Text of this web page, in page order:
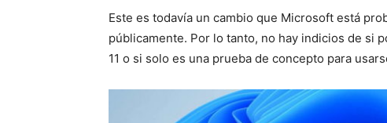
Este es todavía un cambio que Microsoft está
públicamente. Por lo tanto, no hay indicios de si
11 o si solo es una prueba de concepto para